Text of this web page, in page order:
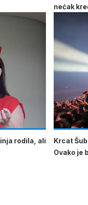
nećak
rodila, ali
Krcat
Ovako je